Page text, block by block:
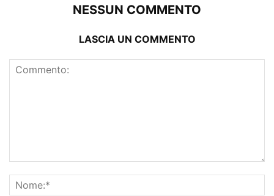
NESSUN COMMENTO
LASCIA UN COMMENTO